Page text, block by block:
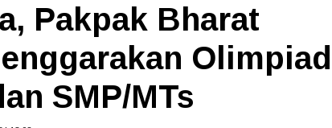
Pakpak Bharat
SMP/MTs